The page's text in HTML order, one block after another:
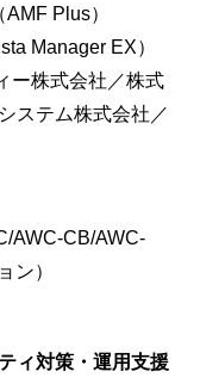
Plus）
Manager EX）
ー株式会社／株式
ステム株式会社／
AWC-CB/AWC-
ン）
ィ対策・運用支援